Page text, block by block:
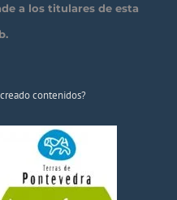
a los titulares de esta
contenidos?